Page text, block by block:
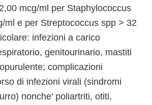
mcg/ml per Staphylococcus
ml e per Streptococcus spp > 32
infezioni a carico
genitourinario, mastiti
complicazioni
di infezioni virali (sindromi
nonche' poliartriti, otiti,